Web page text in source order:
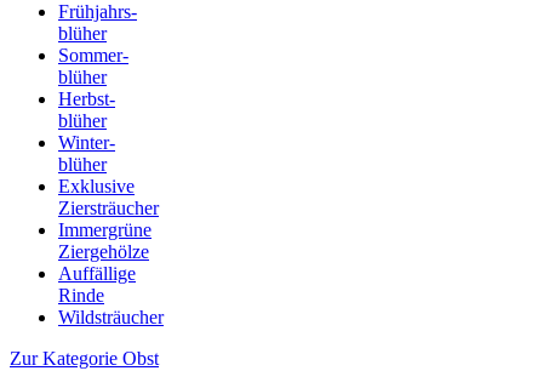
Frühjahrs-
blüher
Sommer-
blüher
Herbst-
blüher
Winter-
blüher
Exklusive
Ziersträucher
Immergrüne
Ziergehölze
Auffällige
Rinde
Wildsträucher
Zur Kategorie Obst